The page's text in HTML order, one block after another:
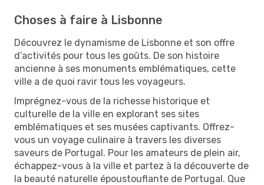
Choses à faire à Lisbonne
Découvrez le dynamisme de Lisbonne et son offre
d’activités pour tous les goûts. De son histoire
ancienne à ses monuments emblématiques, cette
ville a de quoi ravir tous les voyageurs.
Imprégnez-vous de la richesse historique et
culturelle de la ville en explorant ses sites
emblématiques et ses musées captivants. Offrez-
vous un voyage culinaire à travers les diverses
saveurs de Portugal. Pour les amateurs de plein air,
échappez-vous à la ville et partez à la découverte de
la beauté naturelle époustouflante de Portugal. Que